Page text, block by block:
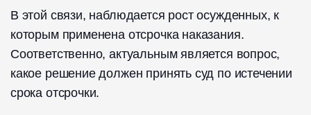
В этой связи, наблюдается рост осужденных, к
которым применена отсрочка наказания.
Соответственно, актуальным является вопрос,
какое решение должен принять суд по истечении
срока отсрочки.